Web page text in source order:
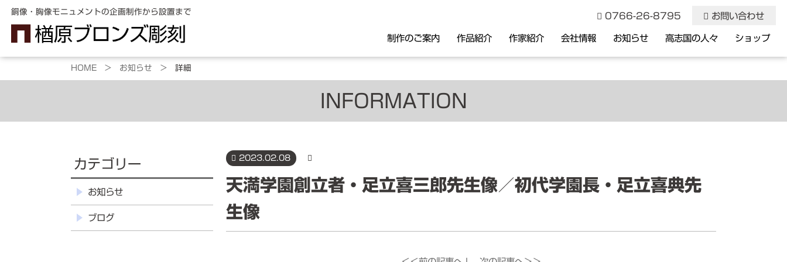
銅像・胸像モニュメントの企画制作から設置まで 0766-26-8795 お問い合わせ
制作のご案内
銅像・モニュメント・胸像・肖像
作品紹介 作家紹介 会社情報 お知らせ 高志国の人々 ショップ
HOME > お知らせ >詳細
INFORMATION
2023.02.08
天満学園創立者・足立喜三郎先生像／初代学園長・足立喜典先
生像
カテゴリー
お知らせ
ブログ